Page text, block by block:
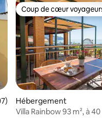
moyenne sur la base de
Coup de cœur
Coup de cœur
Hébergement
Villa Rainbow 93 m², à